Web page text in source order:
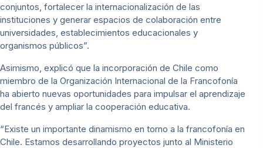
conjuntos, fortalecer la internacionalización de las
instituciones y generar espacios de colaboración entre
universidades, establecimientos educacionales y
organismos públicos”.
Asimismo, explicó que la incorporación de Chile como
miembro de la Organización Internacional de la Francofonía
ha abierto nuevas oportunidades para impulsar el aprendizaje
del francés y ampliar la cooperación educativa.
“Existe un importante dinamismo en torno a la francofonía en
Chile. Estamos desarrollando proyectos junto al Ministerio